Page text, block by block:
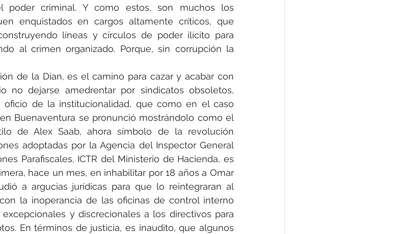
poder criminal. Y como estos, son muchos los
enquistados en cargos altamente críticos, que
líneas y círculos de poder ilícito para
al crimen organizado. Porque, sin corrupción la
de la Dian, es el camino para cazar y acabar con
no dejarse amedrentar por sindicatos obsoletos,
oficio de la institucionalidad, que como en el caso
Buenaventura se pronunció mostrándolo como el
de Alex Saab, ahora símbolo de la revolución
adoptadas por la Agencia del Inspector General
Parafiscales, ICTR del Ministerio de Hacienda, es
hace un mes, en inhabilitar por 18 años a Omar
a argucias jurídicas para que lo reintegraran al
la inoperancia de las oficinas de control interno
y discrecionales a los directivos para
En términos de justicia, es inaudito, que algunos